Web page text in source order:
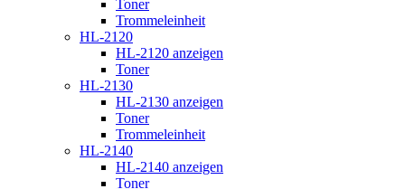
Toner
Trommeleinheit
HL-2120
HL-2120 anzeigen
Toner
HL-2130
HL-2130 anzeigen
Toner
Trommeleinheit
HL-2140
HL-2140 anzeigen
Toner